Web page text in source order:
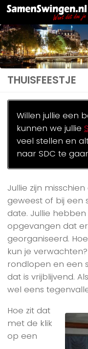
Doorgaan naar
THUISFEESTJE
Willen jullie een
kunnen we jullie
veel stellen en
naar SDC te
Jullie zijn
geweest of bij een
date. Jullie
opgevangen dat
georganiseerd.
kun je
rondlopen en een
dat is vrijblijvend.
wel eens
Hoe zit dat
met de klik
op een